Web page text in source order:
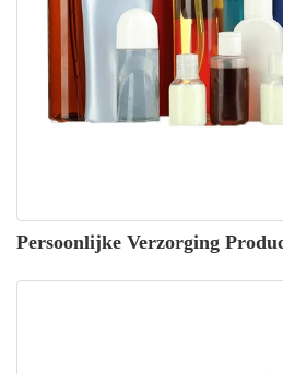
Persoonlijke Verzorging